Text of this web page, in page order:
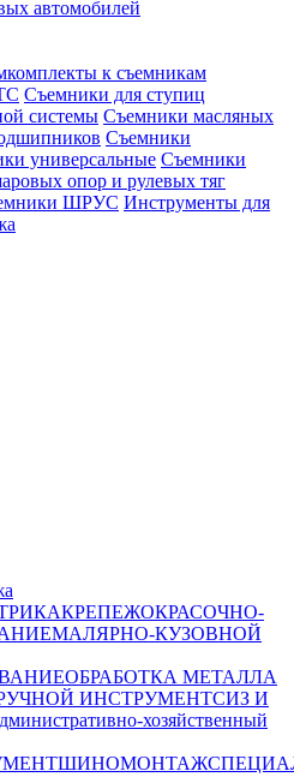
автомобилей
к съемникам
Съемники для ступиц
системы Съемники масляных
Съемники
универсальные Съемники
опор и рулевых тяг
ШРУС Инструменты для
КРЕПЕЖОКРАСОЧНО-
МАЛЯРНО-КУЗОВНОЙ
ОБРАБОТКА МЕТАЛЛА
ИНСТРУМЕНТСИЗ И
хозяйственный
ШИНОМОНТАЖ